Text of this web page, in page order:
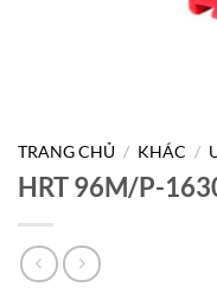
TRANG CHỦ / KHÁC /
HRT 96M/P-